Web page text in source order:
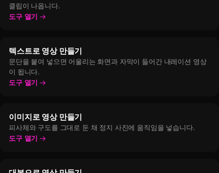
클립이 나옵니다.
도구 열기
텍스트로 영상 만들기
문단을 붙여 넣으면 어울리는 화면과 자막이 들어간 내레이션 영상
이 됩니다.
도구 열기
이미지로 영상 만들기
피사체와 구도를 그대로 둔 채 정지 사진에 움직임을 넣습니다.
도구 열기